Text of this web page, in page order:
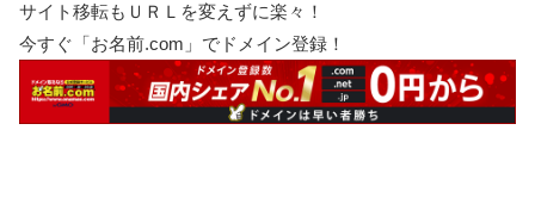
サイト移転もＵＲＬを変えずに楽々！
今すぐ「お名前.com」でドメイン登録！